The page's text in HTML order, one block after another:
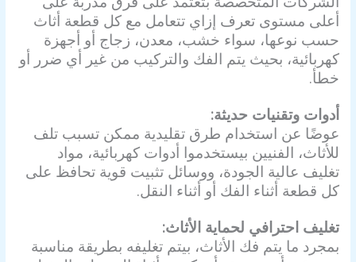
أعلى مستوى تعرف إزاي تتعامل مع كل قطعة أثاث
حسب نوعها، سواء خشب، معدن، زجاج أو أجهزة
كهربائية، بحيث يتم الفك والتركيب من غير أي ضرر أو
خطأ.
أدوات وتقنيات حديثة:
عوضًا عن استخدام طرق تقليدية ممكن تسبب تلف
للأثاث، الفنيين بيستخدموا أدوات كهربائية، مواد
تغليف عالية الجودة، ووسائل تثبيت قوية تحافظ على
كل قطعة أثناء الفك أو أثناء النقل.
تغليف احترافي لحماية الأثاث:
بمجرد ما يتم فك الأثاث، بيتم تغليفه بطريقة مناسبة